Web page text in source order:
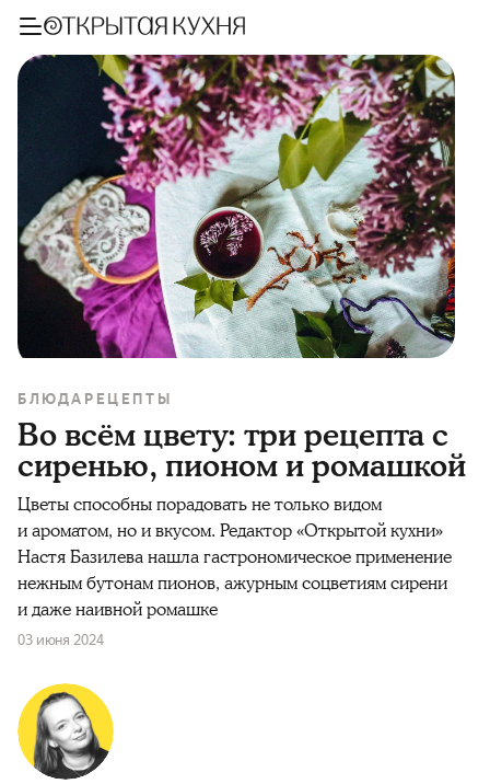
БЛЮДА РЕЦЕПТЫ
Во всём цвету: три рецепта с
сиренью, пионом и ромашкой
Цветы способны порадовать не только видом
и ароматом, но и вкусом. Редактор «Открытой кухни»
Настя Базилева нашла гастрономическое применение
нежным бутонам пионов, ажурным соцветиям сирени
и даже наивной ромашке
03 июня 2024